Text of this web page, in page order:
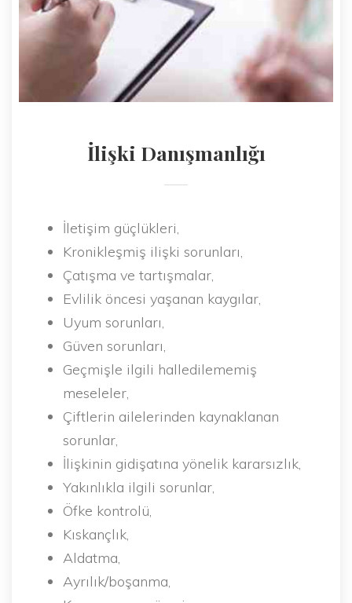
İlişki Danışmanlığı
İletişim güçlükleri,
Kronikleşmiş ilişki sorunları,
Çatışma ve tartışmalar,
Evlilik öncesi yaşanan kaygılar,
Uyum sorunları,
Güven sorunları,
Geçmişle ilgili halledilememiş
meseleler,
Çiftlerin ailelerinden kaynaklanan
sorunlar,
İlişkinin gidişatına yönelik kararsızlık,
Yakınlıkla ilgili sorunlar,
Öfke kontrolü,
Kıskançlık,
Aldatma,
Ayrılık/boşanma,